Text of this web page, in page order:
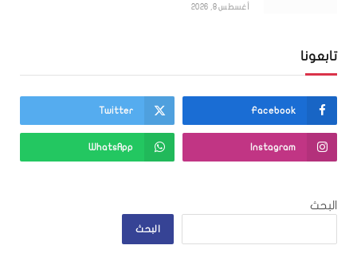
أغسطس 8, 2026
تابعونا
Facebook
Twitter
Instagram
WhatsApp
البحث
البحث